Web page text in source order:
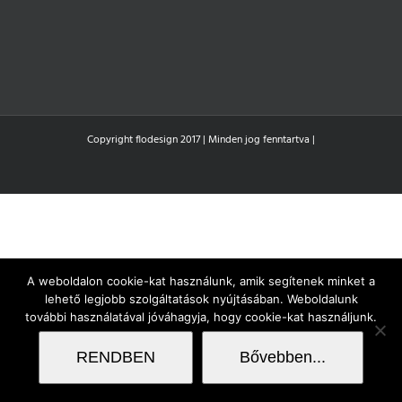
Copyright flodesign 2017 | Minden jog fenntartva |
A weboldalon cookie-kat használunk, amik segítenek minket a
lehető legjobb szolgáltatások nyújtásában. Weboldalunk
további használatával jóváhagyja, hogy cookie-kat használjunk.
RENDBEN Bővebben...